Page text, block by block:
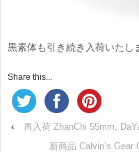
黒素体も引き続き入荷いたし
Share this...
‹
再入荷 ZhanChi 55mm,
新商品 Calvin’s